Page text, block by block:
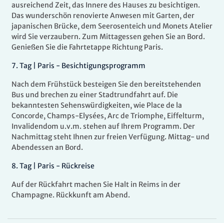
ausreichend Zeit, das Innere des Hauses zu besichtigen.
Das wunderschön renovierte Anwesen mit Garten, der
japanischen Brücke, dem Seerosenteich und Monets Atelier
wird Sie verzaubern. Zum Mittagessen gehen Sie an Bord.
Genießen Sie die Fahrtetappe Richtung Paris.
7. Tag | Paris - Besichtigungsprogramm
Nach dem Frühstück besteigen Sie den bereitstehenden
Bus und brechen zu einer Stadtrundfahrt auf. Die
bekanntesten Sehenswürdigkeiten, wie Place de la
Concorde, Champs-Elysées, Arc de Triomphe, Eiffelturm,
Invalidendom u.v.m. stehen auf Ihrem Programm. Der
Nachmittag steht Ihnen zur freien Verfügung. Mittag- und
Abendessen an Bord.
8. Tag | Paris - Rückreise
Auf der Rückfahrt machen Sie Halt in Reims in der
Champagne. Rückkunft am Abend.